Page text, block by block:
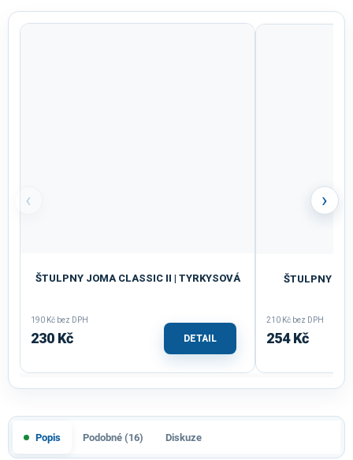
‹
ŠTULPNY JOMA CLASSIC II | TYRKYSOVÁ
190 Kč bez DPH
230 Kč DETAIL
ŠTULPNY
210 Kč bez DPH
254 Kč
›
Popis Podobné (16) Diskuze